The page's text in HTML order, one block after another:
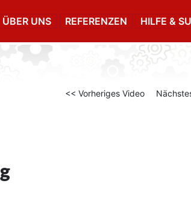
ÜBER UNS REFERENZEN HILFE &
<< Vorheriges Video